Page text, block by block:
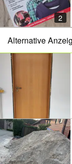
2
Alternative